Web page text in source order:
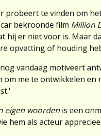
probeert te vinden om
bekroonde film Million
hij er niet voor is. Maar
opvatting of houding
vandaag motiveert
om me te ontwikkelen
eigen woorden is een
hem als acteur